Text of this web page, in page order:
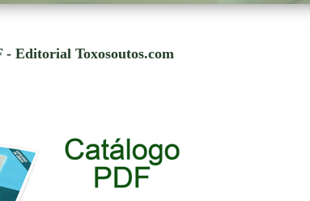
- Editorial Toxosoutos.com